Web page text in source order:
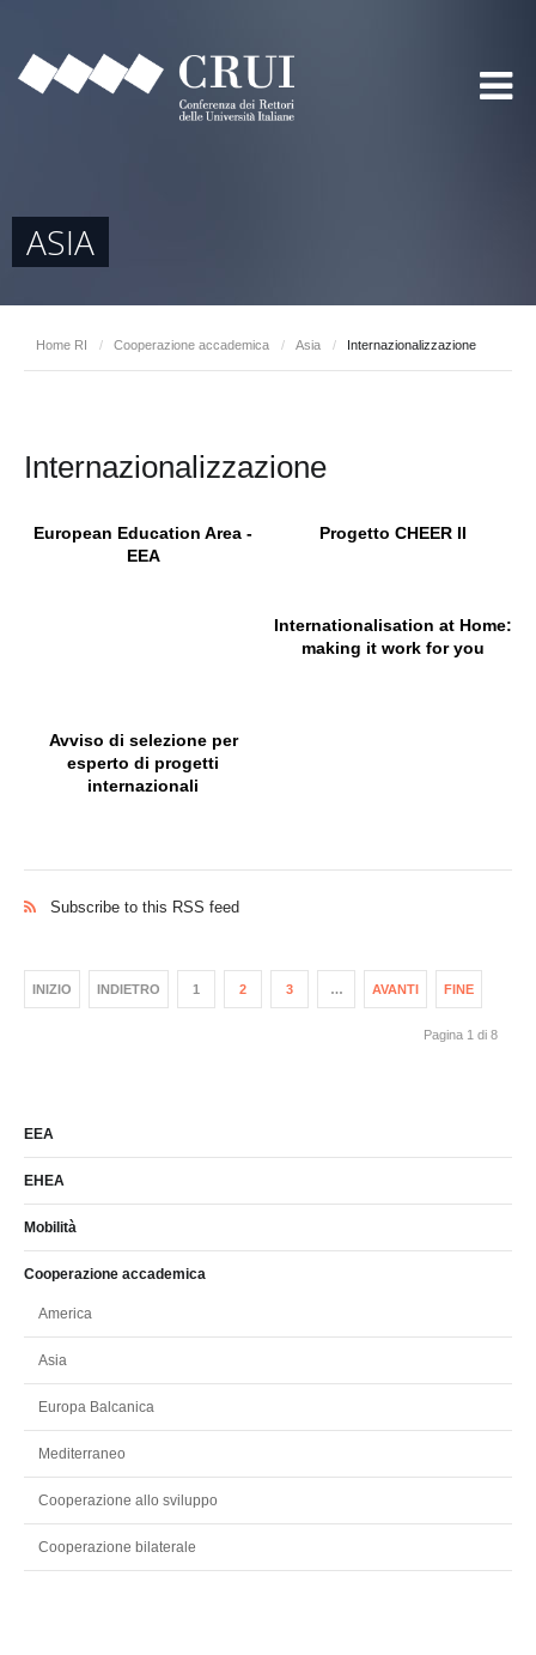
ASIA
Home RI / Cooperazione accademica / Asia / Internazionalizzazione
Internazionalizzazione
European Education Area -
EEA
Progetto CHEER II
Internationalisation at Home:
making it work for you
Avviso di selezione per
esperto di progetti
internazionali
Subscribe to this RSS feed
INIZIO INDIETRO 1 2 3 … AVANTI FINE
Pagina 1 di 8
EEA
EHEA
Mobilità
Cooperazione accademica
America
Asia
Europa Balcanica
Mediterraneo
Cooperazione allo sviluppo
Cooperazione bilaterale